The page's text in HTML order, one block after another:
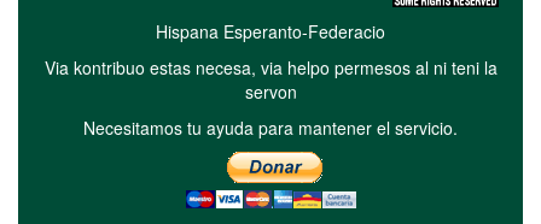
Hispana Esperanto-Federacio
Via kontribuo estas necesa, via helpo permesos al ni teni la
servon
Necesitamos tu ayuda para mantener el servicio.